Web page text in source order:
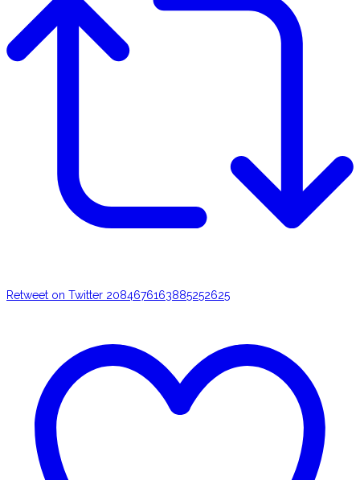
Retweet on Twitter 2084676163885252625